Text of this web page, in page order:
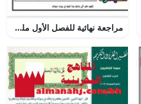
مراجعة نهائية للفصل الأول ملف مكون من 20 ورقة